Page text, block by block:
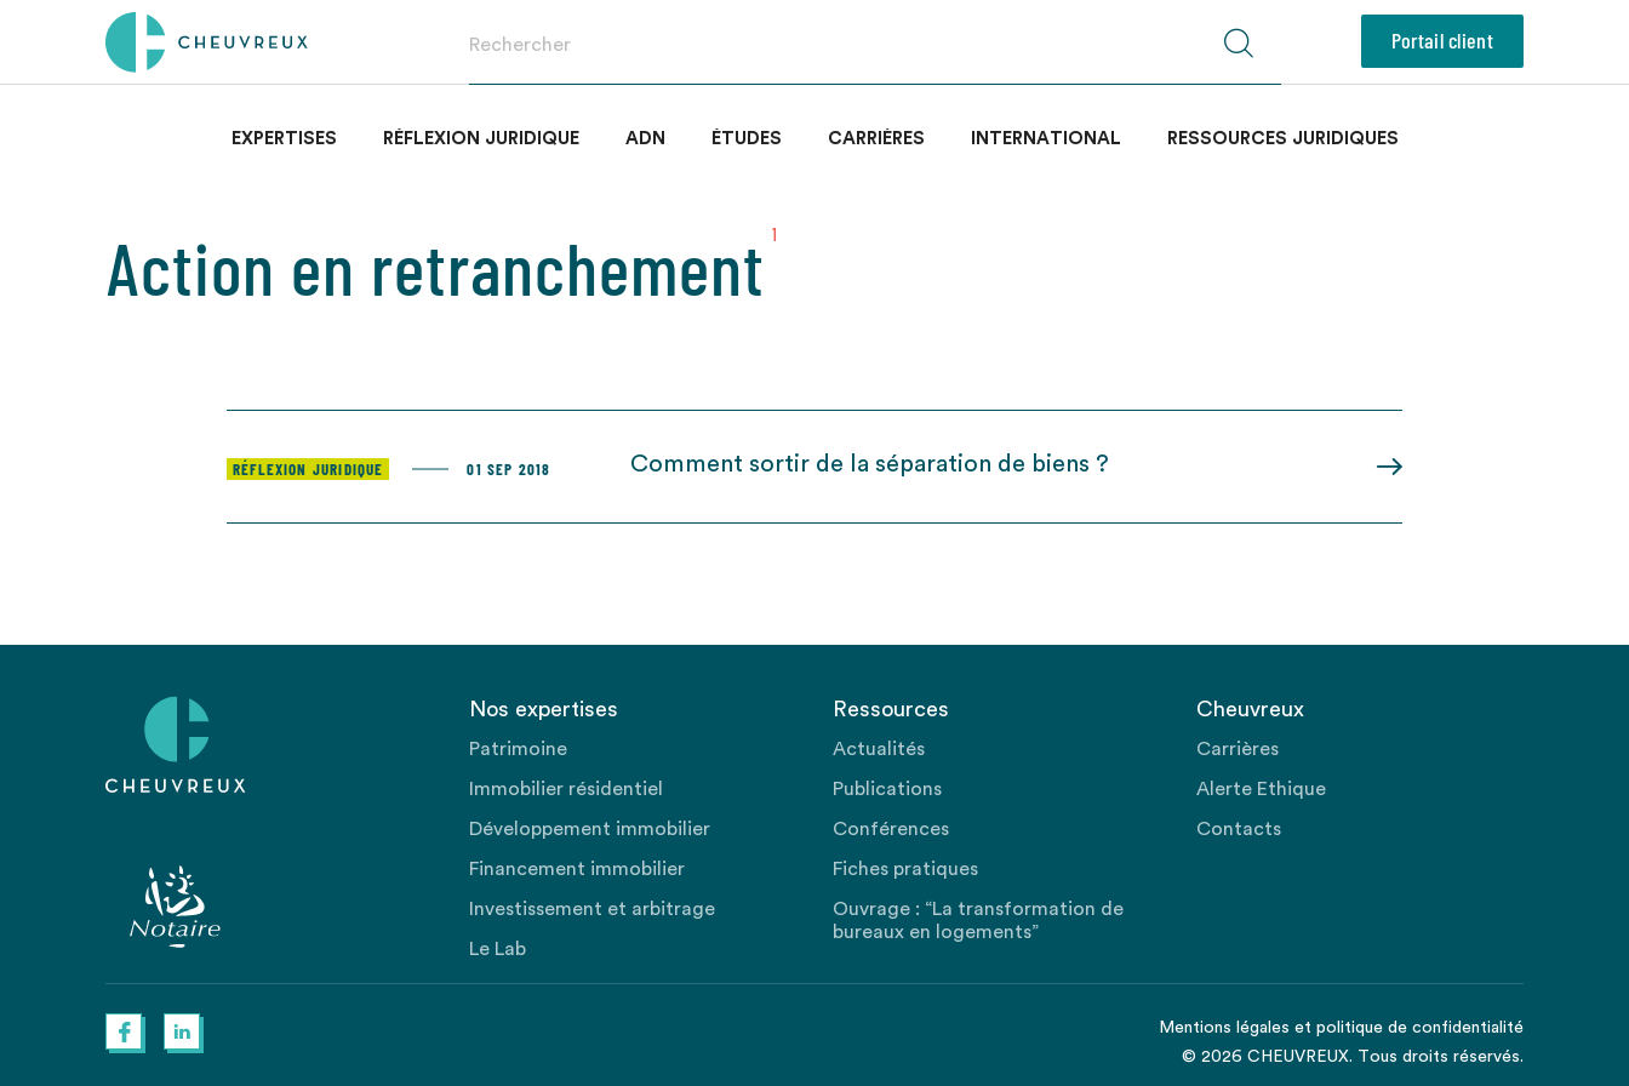
Portail client
EXPERTISES RÉFLEXION JURIDIQUE ADN ÉTUDES CARRIÈRES INTERNATIONAL RESSOURCES JURIDIQUES
Action en retranchement 1
RÉFLEXION JURIDIQUE 01 SEP 2018 Comment sortir de la séparation de biens ?
Nos expertises
Patrimoine
Immobilier résidentiel
Développement immobilier
Financement immobilier
Investissement et arbitrage
Le Lab
Ressources
Actualités
Publications
Conférences
Fiches pratiques
Ouvrage : “La transformation de
bureaux en logements”
Cheuvreux
Carrières
Alerte Ethique
Contacts
Mentions légales et politique de confidentialité
© 2026 CHEUVREUX. Tous droits réservés.